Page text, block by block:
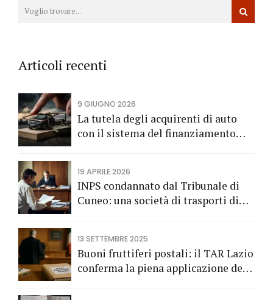
Articoli recenti
9 GIUGNO 2026
La tutela degli acquirenti di auto
con il sistema del finanziamento
19 APRILE 2026
INPS condannato dal Tribunale di
Cuneo: una società di trasporti di
13 SETTEMBRE 2025
Buoni fruttiferi postali: il TAR Lazio
conferma la piena applicazione del